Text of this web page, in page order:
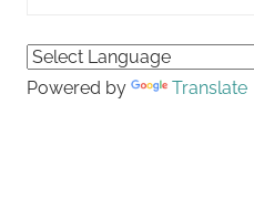
Powered by Translate